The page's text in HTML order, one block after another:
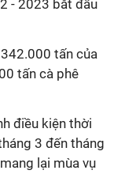
- 2023 bắt đầu
tấn của
tấn cà phê
điều kiện thời
3 đến tháng
lại mùa vụ